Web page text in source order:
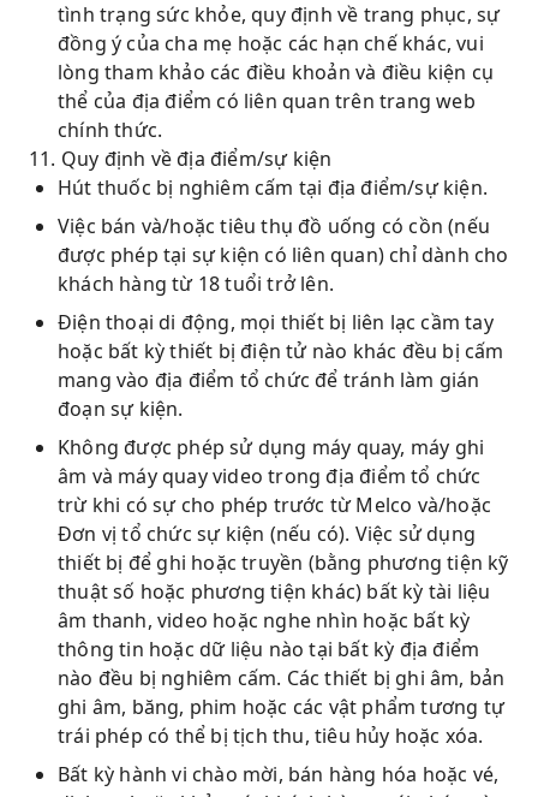
tình trạng sức khỏe, quy định về trang phục, sự
đồng ý của cha mẹ hoặc các hạn chế khác, vui
lòng tham khảo các điều khoản và điều kiện cụ
thể của địa điểm có liên quan trên trang web
chính thức.
11. Quy định về địa điểm/sự kiện
Hút thuốc bị nghiêm cấm tại địa điểm/sự kiện.
Việc bán và/hoặc tiêu thụ đồ uống có cồn (nếu
được phép tại sự kiện có liên quan) chỉ dành cho
khách hàng từ 18 tuổi trở lên.
Điện thoại di động, mọi thiết bị liên lạc cầm tay
hoặc bất kỳ thiết bị điện tử nào khác đều bị cấm
mang vào địa điểm tổ chức để tránh làm gián
đoạn sự kiện.
Không được phép sử dụng máy quay, máy ghi
âm và máy quay video trong địa điểm tổ chức
trừ khi có sự cho phép trước từ Melco và/hoặc
Đơn vị tổ chức sự kiện (nếu có). Việc sử dụng
thiết bị để ghi hoặc truyền (bằng phương tiện kỹ
thuật số hoặc phương tiện khác) bất kỳ tài liệu
âm thanh, video hoặc nghe nhìn hoặc bất kỳ
thông tin hoặc dữ liệu nào tại bất kỳ địa điểm
nào đều bị nghiêm cấm. Các thiết bị ghi âm, bản
ghi âm, băng, phim hoặc các vật phẩm tương tự
trái phép có thể bị tịch thu, tiêu hủy hoặc xóa.
Bất kỳ hành vi chào mời, bán hàng hóa hoặc vé,